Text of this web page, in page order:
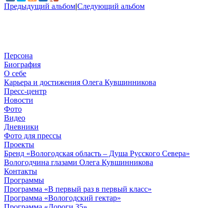
Предыдущий альбом|Следующий альбом
Персона
Биография
О себе
Карьера и достижения Олега Кувшинникова
Пресс-центр
Новости
Фото
Видео
Дневники
Фото для прессы
Проекты
Бренд «Вологодская область – Душа Русского Севера»
Вологодчина глазами Олега Кувшинникова
Контакты
Программы
Программа «В первый раз в первый класс»
Программа «Вологодский гектар»